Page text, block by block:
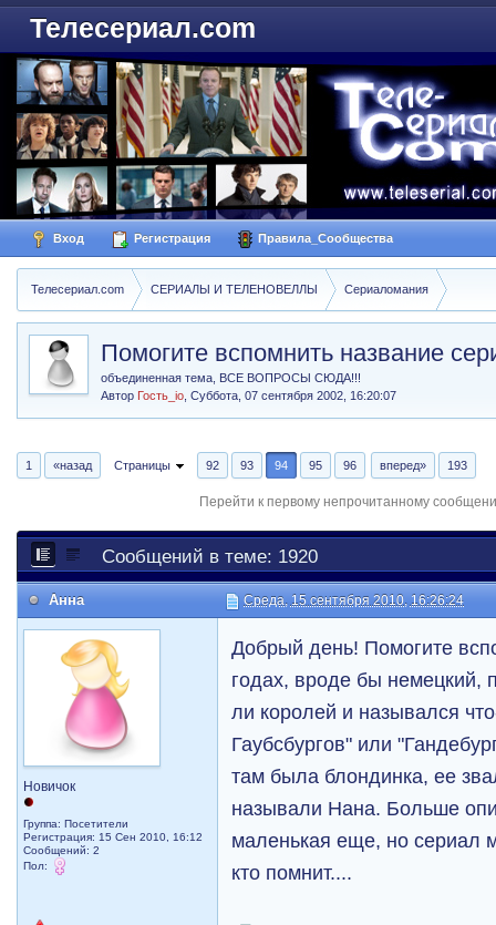
Телесериал.com
Вход Регистрация Правила_Сообщества
Телесериал.com СЕРИАЛЫ И ТЕЛЕНОВЕЛЛЫ Сериаломания
Помогите вспомнить название
объединенная тема, ВСЕ ВОПРОСЫ СЮДА!!!
Автор Гость_io ,Суббота, 07 сентября 2002, 16:20:07
1 «назад Страницы 92 93 94 95 96 вперед» 193
Перейти к первому непрочитанному
Сообщений в теме: 1920
Анна Среда, 15 сентября 2010, 16:26:24
Новичок
Группа: Посетители
Регистрация: 15 Сен 2010, 16:12
Сообщений: 2
Пол:
Добрый день! Помогите
годах, вроде бы немецкий,
ли королей и назывался
Гаубсбургов" или
там была блондинка, ее
называли Нана. Больше
маленькая еще, но сериал
кто помнит....